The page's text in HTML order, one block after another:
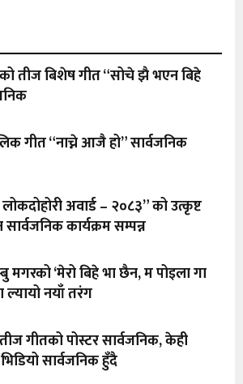
तीज बिशेष गीत “सोचे झै भएन बिहे
गीत “नाच्ने आजै हो” सार्वजनिक
लोकदोहोरी अवार्ड – २०८३” को उत्कृष्ट
कार्यक्रम सम्पन्न
मगरको ‘मेरो बिहे भा छैन, म पोइला गा
नयाँ तरंग
तीज गीतको पोस्टर सार्वजनिक, केही
सार्वजनिक हुँदै